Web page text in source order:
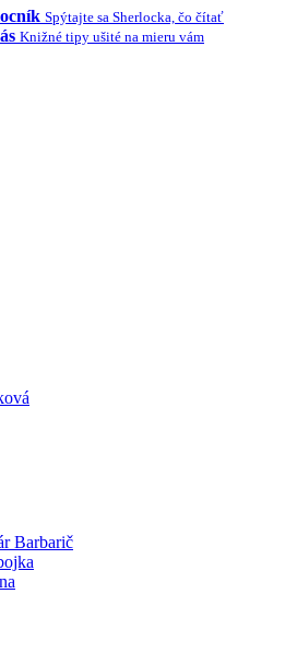
Spýtajte sa Sherlocka, čo čítať
Knižné tipy ušité na mieru vám
Barbarič